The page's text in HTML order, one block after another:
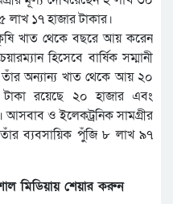
লাখ ১৭ হাজার টাকার।
খাত থেকে বছরে আয় করেন
হিসেবে বার্ষিক সম্মানী
অন্যান্য খাত থেকে আয় ২০
টাকা রয়েছে ২০ হাজার এবং
আসবাব ও ইলেকট্রনিক সামগ্রীর
ব্যবসায়িক পুঁজি ৮ লাখ ৯৭
মিডিয়ায় শেয়ার করুন